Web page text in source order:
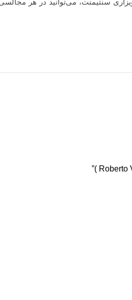
سنتیمنت، می‌توانید در هر